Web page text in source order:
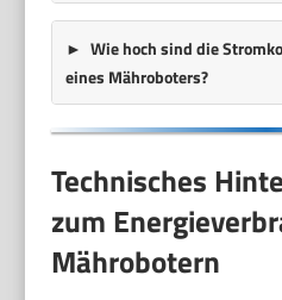
Wie hoch sind die
eines Mähroboters?
Technisches
zum
Mährobotern